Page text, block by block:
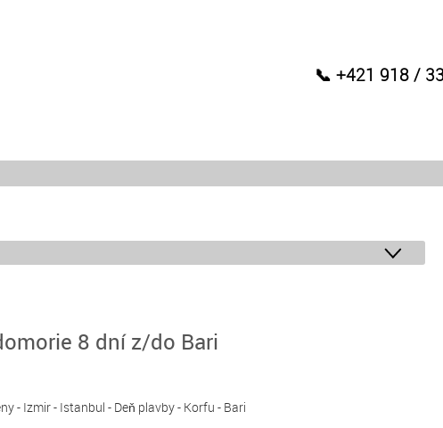
📞 +421 918 /
8 dní z/do Bari
- Izmir - Istanbul - Deň plavby - Korfu - Bari